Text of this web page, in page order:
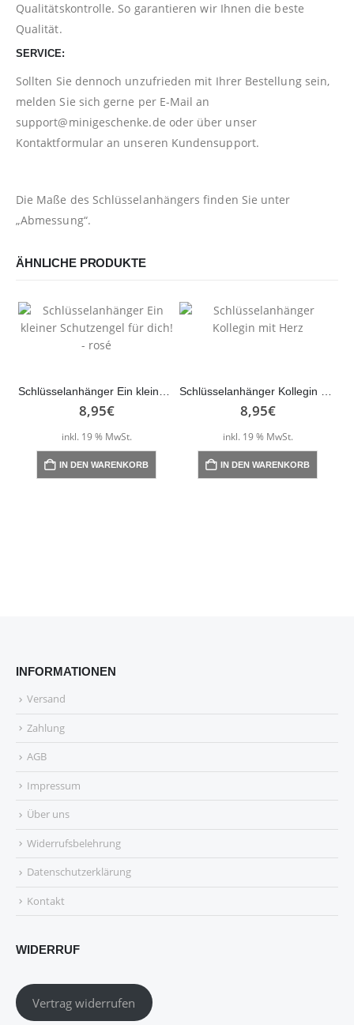
Qualitätskontrolle. So garantieren wir Ihnen die beste
Qualität.
SERVICE:
Sollten Sie dennoch unzufrieden mit Ihrer Bestellung sein,
melden Sie sich gerne per E-Mail an
support@minigeschenke.de oder über unser
Kontaktformular an unseren Kundensupport.
Die Maße des Schlüsselanhängers finden Sie unter
„Abmessung“.
ÄHNLICHE PRODUKTE
8,95€
inkl. 19 % MwSt.
IN DEN WARENKORB
8,95€
inkl. 19 % MwSt.
IN DEN WARENKORB
INFORMATIONEN
Versand
Zahlung
AGB
Impressum
Über uns
Widerrufsbelehrung
Datenschutzerklärung
Kontakt
WIDERRUF
Vertrag widerrufen